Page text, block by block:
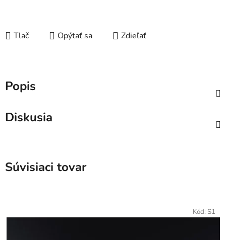
Tlač Opýtať sa Zdieľať
Popis
Diskusia
Súvisiaci tovar
Kód: S1